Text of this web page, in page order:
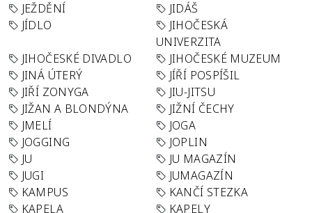
JEŽDĚNÍ
JIDÁŠ
JÍDLO
JIHOČESKÁ
UNIVERZITA
JIHOČESKÉ DIVADLO
JIHOČESKÉ MUZEUM
JINÁ ÚTERÝ
JÍŘÍ POSPÍŠIL
JIŘÍ ZONYGA
JIU-JITSU
JIŽAN A BLONDÝNA
JIŽNÍ ČECHY
JMELÍ
JOGA
JOGGING
JOPLIN
JU
JU MAGAZÍN
JUGI
JUMAGAZÍN
KAMPUS
KANČÍ STEZKA
KAPELA
KAPELY